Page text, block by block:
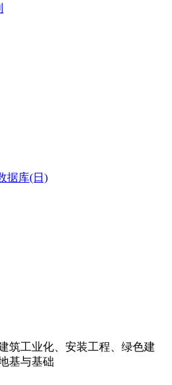
据库(日)
筑工业化、安装工程、绿色建
基与基础